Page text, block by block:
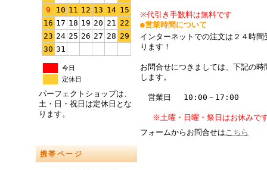
9
10 11 12 13 14 15
16 17 18 19 20 21 22
23 24 25 26 27 28 29
30 31
今日
定休日
パーフェクトショップは、
土・日・祝日は定休日とな
ります。
携帯ページ
※代引き手数料は無料です
●営業時間について
インターネットでの注文は２４時間
ります！
お問合せにつきましては、下記の時
します。
営業日 10:00－17:00
※土曜・日曜・祭日はお休みで
フォームからお問合せはこちら